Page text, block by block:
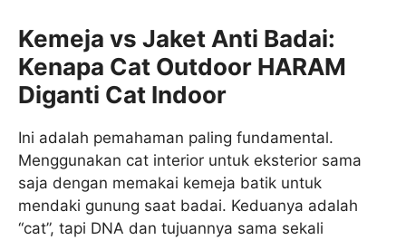
Kemeja vs Jaket Anti Badai:
Kenapa Cat Outdoor HARAM
Diganti Cat Indoor
Ini adalah pemahaman paling fundamental.
Menggunakan cat interior untuk eksterior sama
saja dengan memakai kemeja batik untuk
mendaki gunung saat badai. Keduanya adalah
“cat”, tapi DNA dan tujuannya sama sekali